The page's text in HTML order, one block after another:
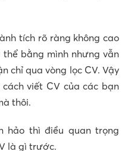
tích rõ ràng không cao
thể bằng mình nhưng vẫn
chỉ qua vòng lọc CV. Vậy
viết CV của các bạn
thôi.
hảo thì điều quan trọng
là gì trước.